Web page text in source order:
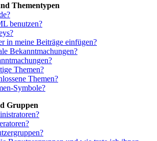
Thementypen
benutzen?
in meine Beiträge einfügen?
Bekanntmachungen?
Themen?
Themen?
Symbole?
Gruppen